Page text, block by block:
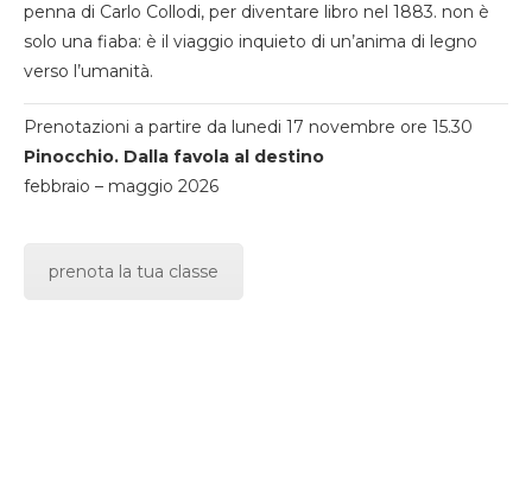
penna di Carlo Collodi, per diventare libro nel 1883. non è
solo una fiaba: è il viaggio inquieto di un’anima di legno
verso l’umanità.
Prenotazioni a partire da lunedi 17 novembre ore 15.30
Pinocchio. Dalla favola al destino
febbraio – maggio 2026
prenota la tua classe